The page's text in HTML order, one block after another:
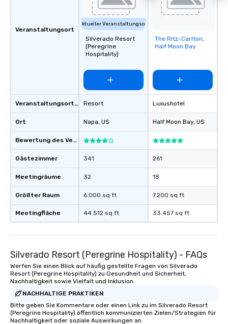
Veranstaltungsort
Veranstaltungsortstyp
Ort
Bewertung des Veranstaltungsortes
Gästezimmer
Meetingräume
Größter Raum
Meetingfläche
Aktueller Veranstaltungsort
Silverado Resort
(Peregrine
Hospitality)
Resort
Napa, US
341
32
6.000 sq ft
44.512 sq ft
Removed from
favorites
The Ritz-Carlton,
Half Moon Bay
Luxushotel
Half Moon Bay, US
261
18
7.200 sq ft
33.457 sq ft
Silverado Resort (Peregrine Hospitality) - FAQs
Werfen Sie einen Blick auf häufig gestellte Fragen von Silverado
Resort (Peregrine Hospitality) zu Gesundheit und Sicherheit,
Nachhaltigkeit sowie Vielfalt und Inklusion.
NACHHALTIGE PRAKTIKEN
Bitte geben Sie Kommentare oder einen Link zu im Silverado Resort
(Peregrine Hospitality) öffentlich kommunizierten Zielen/Strategien für
Nachhaltigkeit oder soziale Auswirkungen an.